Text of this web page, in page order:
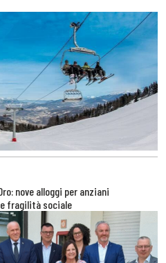
nove alloggi per anziani
fragilità sociale